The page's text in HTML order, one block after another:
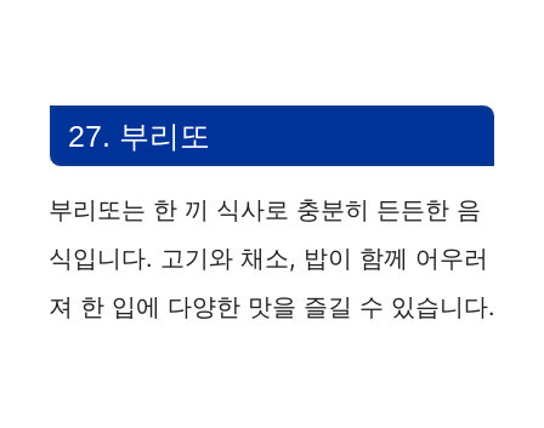
27. 부리또
부리또는 한 끼 식사로 충분히 든든한 음
식입니다. 고기와 채소, 밥이 함께 어우러
져 한 입에 다양한 맛을 즐길 수 있습니다.